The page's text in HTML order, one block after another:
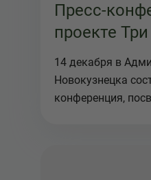
Пресс-
проекте
14 декабря в
Новокузнецка
конференция,